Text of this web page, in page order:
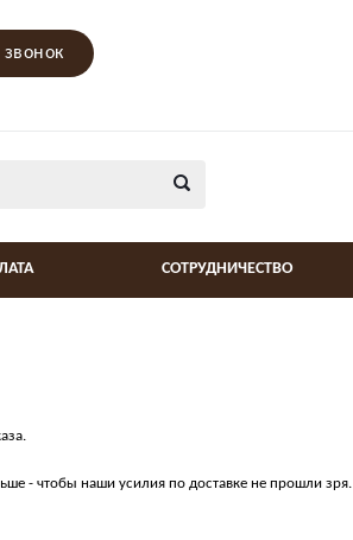
звонок
СОТРУДНИЧЕСТВО
- чтобы наши усилия по доставке не прошли зря.